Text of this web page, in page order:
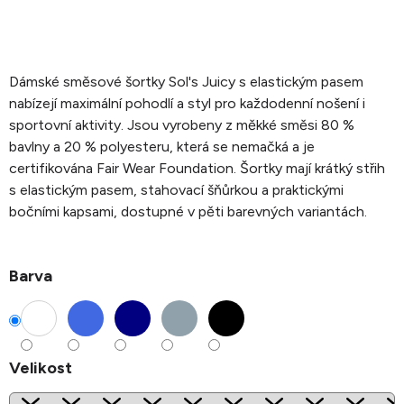
Dámské směsové šortky Sol's Juicy s elastickým pasem
nabízejí maximální pohodlí a styl pro každodenní nošení i
sportovní aktivity. Jsou vyrobeny z měkké směsi 80 %
bavlny a 20 % polyesteru, která se nemačká a je
certifikována Fair Wear Foundation. Šortky mají krátký střih
s elastickým pasem, stahovací šňůrkou a praktickými
bočními kapsami, dostupné v pěti barevných variantách.
Barva
Velikost